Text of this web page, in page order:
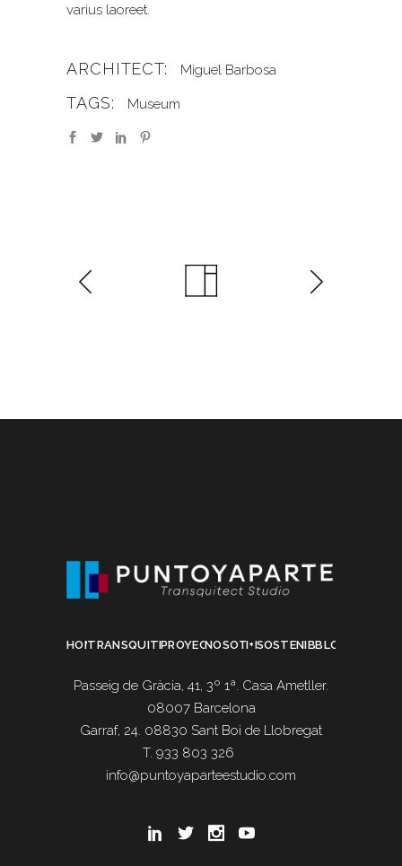
varius laoreet.
ARCHITECT: Miguel Barbosa
TAGS: Museum
HOMETRANSQUITECTURA
PROYECTOSNOSOTROS
I+DSOSTENIBILIDAD
BLOG
Passeig de Gràcia, 41, 3º 1ª. Casa Ametller.
08007 Barcelona
Garraf, 24. 08830 Sant Boi de Llobregat
T. 933 803 326
info@puntoyaparteestudio.com